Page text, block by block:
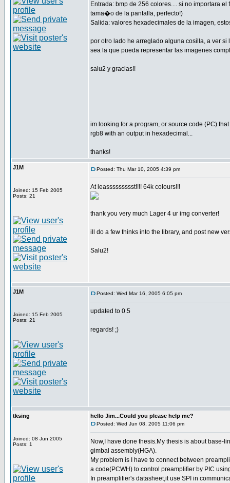
Entrada: bmp de 256 colores.... si no importara
tama�o de la pantalla, perfecto!)
Salida: valores hexadecimales de la imagen,
por otro lado he arreglado alguna cosilla, a ver
sea la que pueda representar las imagenes
salu2 y gracias!!
im looking for a program, or source code (PC)
rgb8 with an output in hexadecimal...
thanks!
J1M
Joined: 15 Feb 2005
Posts: 21
Posted: Thu Mar 10, 2005 4:39 pm
At leassssssssst!!!! 64k colours!!!
thank you very much Lager 4 ur img converter!
ill do a few thinks into the library, and post new
Salu2!
J1M
Joined: 15 Feb 2005
Posts: 21
Posted: Wed Mar 16, 2005 6:05 pm
updated to 0.5
regards! ;)
tksing
Joined: 08 Jun 2005
Posts: 1
hello Jim...Could you please help me?
Posted: Wed Jun 08, 2005 11:06 pm
Now,I have done thesis.My thesis is about base-
gimbal assembly(HGA).
My problem is I have to connect between
a code(PCWH) to control preamplifier by PIC
In preamplifier's datasheet,it use SPI in